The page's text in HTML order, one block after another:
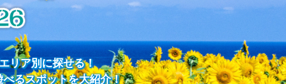
リア別に探せる！
るスポットを大紹介！